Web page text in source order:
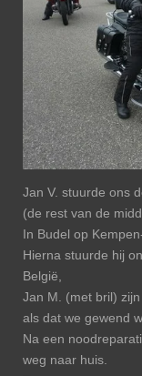
Jan V. stuurde ons
(de rest van de
In Budel op
Hierna stuurde hij
België,
Jan M. (met bril)
als dat we gewend
Na een
weg naar huis.